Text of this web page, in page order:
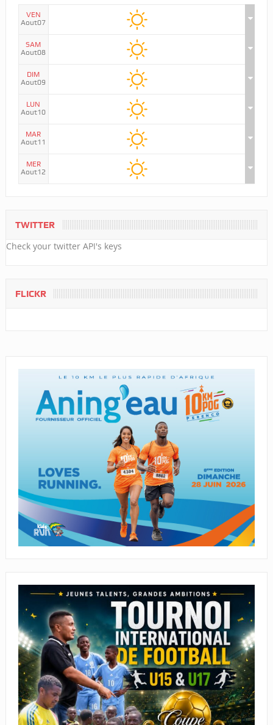
VEN
Aout07
SAM
Aout08
DIM
Aout09
LUN
Aout10
MAR
Aout11
MER
Aout12
TWITTER
Check your twitter API's keys
FLICKR